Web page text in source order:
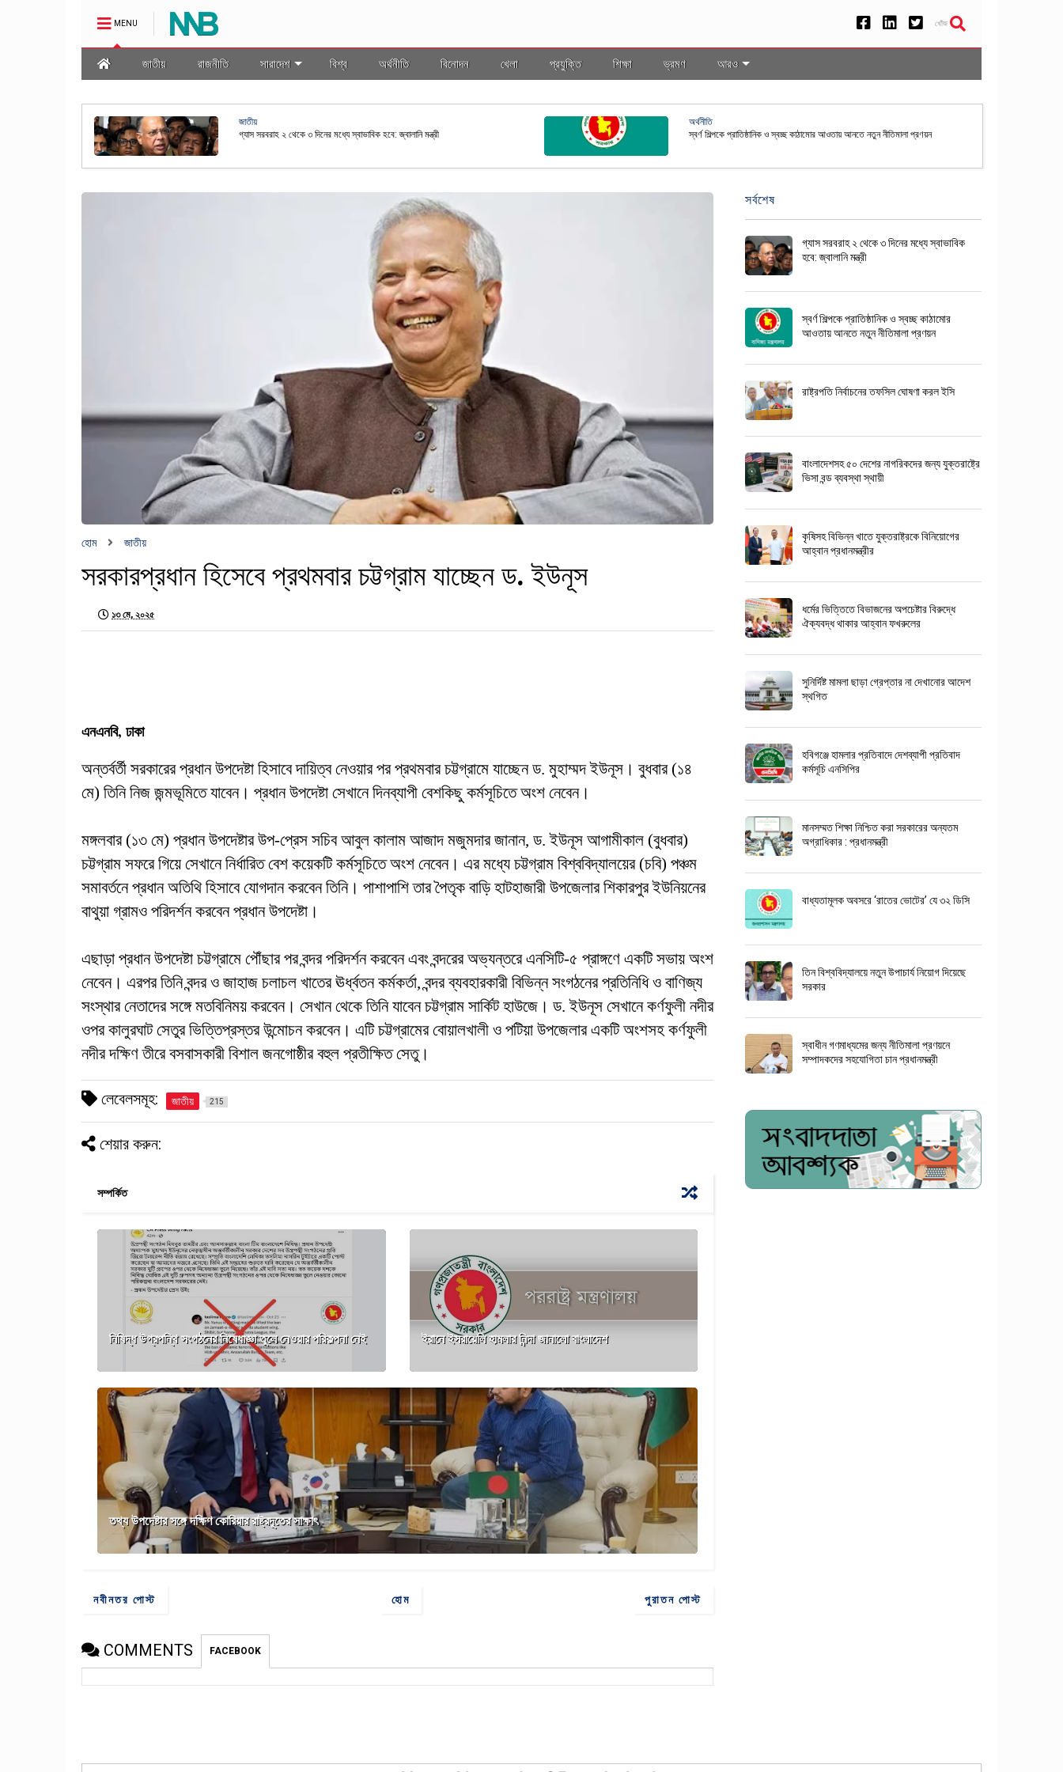
MENU খোঁজ
জাতীয় রাজনীতি সারাদেশ বিশ্ব অর্থনীতি বিনোদন খেলা প্রযুক্তি শিক্ষা ভ্রমণ আরও
জাতীয়
রাষ্ট্রপতি নির্বাচনের তফসিল ঘোষণা করল ইসি
ভ্রমণ
বাংলাদেশসহ ৫০ দেশের নাগরিকদের জন্য যুক্তরাষ্ট্রে ভিসা বন্ড ব্যবস্থা স্থায়ী
হোম জাতীয়
সরকারপ্রধান হিসেবে প্রথমবার চট্টগ্রাম যাচ্ছেন ড. ইউনূস
১৩ মে, ২০২৫
এনএনবি, ঢাকা
অন্তর্বর্তী সরকারের প্রধান উপদেষ্টা হিসাবে দায়িত্ব নেওয়ার পর প্রথমবার চট্টগ্রামে যাচ্ছেন ড. মুহাম্মদ ইউনূস। বুধবার (১৪
মে) তিনি নিজ জন্মভূমিতে যাবেন। প্রধান উপদেষ্টা সেখানে দিনব্যাপী বেশকিছু কর্মসূচিতে অংশ নেবেন।
মঙ্গলবার (১৩ মে) প্রধান উপদেষ্টার উপ-প্রেস সচিব আবুল কালাম আজাদ মজুমদার জানান, ড. ইউনূস আগামীকাল (বুধবার)
চট্টগ্রাম সফরে গিয়ে সেখানে নির্ধারিত বেশ কয়েকটি কর্মসূচিতে অংশ নেবেন। এর মধ্যে চট্টগ্রাম বিশ্ববিদ্যালয়ের (চবি) পঞ্চম
সমাবর্তনে প্রধান অতিথি হিসাবে যোগদান করবেন তিনি। পাশাপাশি তার পৈতৃক বাড়ি হাটহাজারী উপজেলার শিকারপুর ইউনিয়নের
বাথুয়া গ্রামও পরিদর্শন করবেন প্রধান উপদেষ্টা।
এছাড়া প্রধান উপদেষ্টা চট্টগ্রামে পৌঁছার পর বন্দর পরিদর্শন করবেন এবং বন্দরের অভ্যন্তরে এনসিটি-৫ প্রাঙ্গণে একটি সভায় অংশ
নেবেন। এরপর তিনি বন্দর ও জাহাজ চলাচল খাতের ঊর্ধ্বতন কর্মকর্তা, বন্দর ব্যবহারকারী বিভিন্ন সংগঠনের প্রতিনিধি ও বাণিজ্য
সংস্থার নেতাদের সঙ্গে মতবিনিময় করবেন। সেখান থেকে তিনি যাবেন চট্টগ্রাম সার্কিট হাউজে। ড. ইউনূস সেখানে কর্ণফুলী নদীর
ওপর কালুরঘাট সেতুর ভিত্তিপ্রস্তর উন্মোচন করবেন। এটি চট্টগ্রামের বোয়ালখালী ও পটিয়া উপজেলার একটি অংশসহ কর্ণফুলী
নদীর দক্ষিণ তীরে বসবাসকারী বিশাল জনগোষ্ঠীর বহুল প্রতীক্ষিত সেতু।
লেবেলসমূহ: জাতীয় 215
শেয়ার করুন:
সম্পর্কিত
নিষিদ্ধ উগ্রপন্থি সংগঠনের নিষেধাজ্ঞা তুলে নেওয়ার পরিকল্পনা নেই ইরানে ইসরায়েলি হামলার নিন্দা জানালো বাংলাদেশ
তথ্য উপদেষ্টার সঙ্গে দক্ষিণ কোরিয়ার রাষ্ট্রদূতের সাক্ষাৎ
নবীনতর পোস্ট পুরাতন পোস্ট
হোম
COMMENTS FACEBOOK
সর্বশেষ
গ্যাস সরবরাহ ২ থেকে ৩ দিনের মধ্যে স্বাভাবিক
হবে: জ্বালানি মন্ত্রী
স্বর্ণ শিল্পকে প্রাতিষ্ঠানিক ও স্বচ্ছ কাঠামোর
আওতায় আনতে নতুন নীতিমালা প্রণয়ন
রাষ্ট্রপতি নির্বাচনের তফসিল ঘোষণা করল ইসি
বাংলাদেশসহ ৫০ দেশের নাগরিকদের জন্য যুক্তরাষ্ট্রে
ভিসা বন্ড ব্যবস্থা স্থায়ী
কৃষিসহ বিভিন্ন খাতে যুক্তরাষ্ট্রকে বিনিয়োগের
আহ্বান প্রধানমন্ত্রীর
ধর্মের ভিত্তিতে বিভাজনের অপচেষ্টার বিরুদ্ধে
ঐক্যবদ্ধ থাকার আহ্বান ফখরুলের
সুনির্দিষ্ট মামলা ছাড়া গ্রেপ্তার না দেখানোর আদেশ
স্থগিত
হবিগঞ্জে হামলার প্রতিবাদে দেশব্যাপী প্রতিবাদ
কর্মসূচি এনসিপির
মানসম্মত শিক্ষা নিশ্চিত করা সরকারের অন্যতম
অগ্রাধিকার : প্রধানমন্ত্রী
বাধ্যতামূলক অবসরে ‘রাতের ভোটের’ যে ৩২ ডিসি
তিন বিশ্ববিদ্যালয়ে নতুন উপাচার্য নিয়োগ দিয়েছে
সরকার
স্বাধীন গণমাধ্যমের জন্য নীতিমালা প্রণয়নে
সম্পাদকদের সহযোগিতা চান প্রধানমন্ত্রী